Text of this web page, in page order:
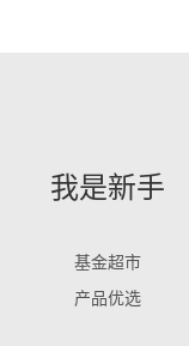
我是新手
基金超市
产品优选